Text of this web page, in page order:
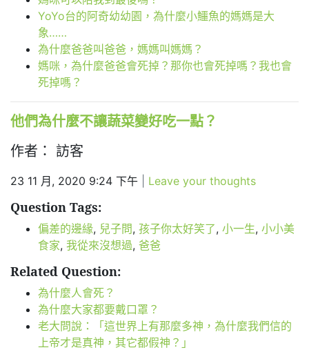
YoYo台的阿奇幼幼園，為什麼小鱷魚的媽媽是大
象……
為什麼爸爸叫爸爸，媽媽叫媽媽？
媽咪，為什麼爸爸會死掉？那你也會死掉嗎？我也會
死掉嗎？
他們為什麼不讓蔬菜變好吃一點？
作者： 訪客
23 11 月, 2020 9:24 下午 Leave your thoughts
Question Tags:
偏差的邊緣, 兒子問, 孩子你太好笑了, 小一生, 小小美
食家, 我從來沒想過, 爸爸
Related Question:
為什麼人會死？
為什麼大家都要戴口罩？
老大問說：「這世界上有那麼多神，為什麼我們信的
上帝才是真神，其它都假神？」